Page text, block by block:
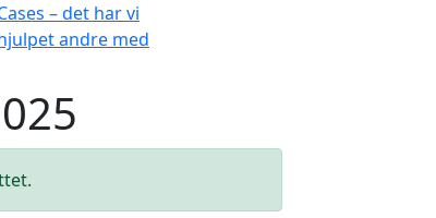
– det har vi
andre med